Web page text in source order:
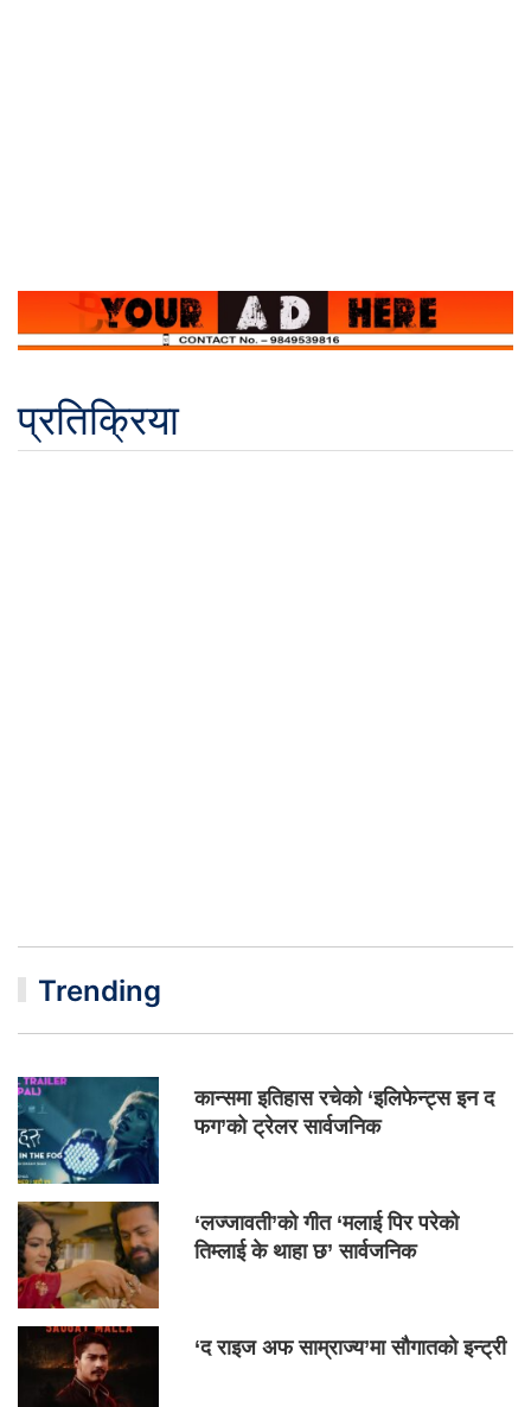
प्रतिक्रिया
Trending
कान्समा इतिहास रचेको ‘इलिफेन्ट्स इन द
फग’को ट्रेलर सार्वजनिक
‘लज्जावती’को गीत ‘मलाई पिर परेको
तिम्लाई के थाहा छ’ सार्वजनिक
‘द राइज अफ साम्राज्य’मा सौगातको इन्ट्री